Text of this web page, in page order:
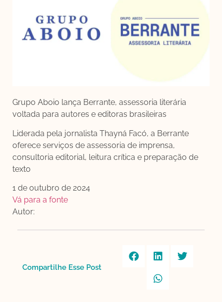
Grupo Aboio lança Berrante, assessoria literária
voltada para autores e editoras brasileiras
Liderada pela jornalista Thayná Facó, a Berrante
oferece serviços de assessoria de imprensa,
consultoria editorial, leitura crítica e preparação de
texto
1 de outubro de 2024
Vá para a fonte
Autor:
Compartilhe Esse Post​